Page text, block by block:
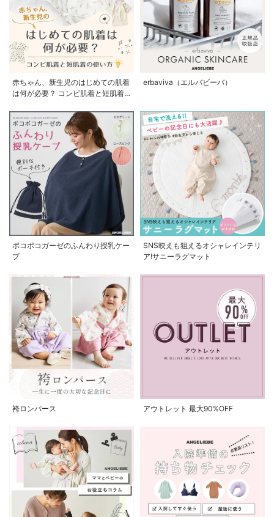
赤ちゃん、新生児のはじめての肌着
は何が必要？ コンビ肌着と短肌着
erbaviva（エルバビーバ）
ポコポコガーゼのふんわり授乳ケー
プ
SNS映えも狙えるオシャレインテリ
ア!サニーラグマット
袴ロンパース アウトレット 最大90%OFF